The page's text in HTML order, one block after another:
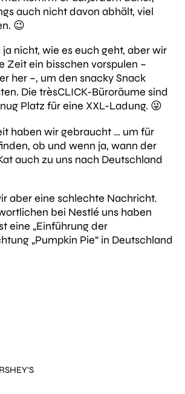
auch nicht davon abhält, viel
😉
ja nicht, wie es euch geht, aber wir
Zeit ein bisschen vorspulen –
her –, um den snacky Snack
Die trèsCLICK-Büroräume sind
Platz für eine XXL-Ladung. 😜
haben wir gebraucht … um für
ob und wenn ja, wann der
auch zu uns nach Deutschland
aber eine schlechte Nachricht.
bei Nestlé uns haben
eine „Einführung der
„Pumpkin Pie“ in Deutschland